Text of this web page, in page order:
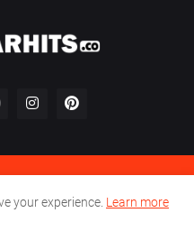
Siber
your experience. Learn more